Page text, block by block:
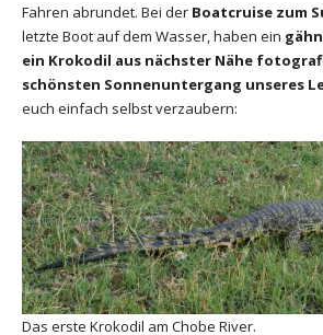
Fahren abrundet. Bei der Boatcruise zum
letzte Boot auf dem Wasser, haben ein
ein Krokodil aus nächster Nähe
schönsten Sonnenuntergang unseres
euch einfach selbst verzaubern:
Das erste Krokodil am Chobe River.